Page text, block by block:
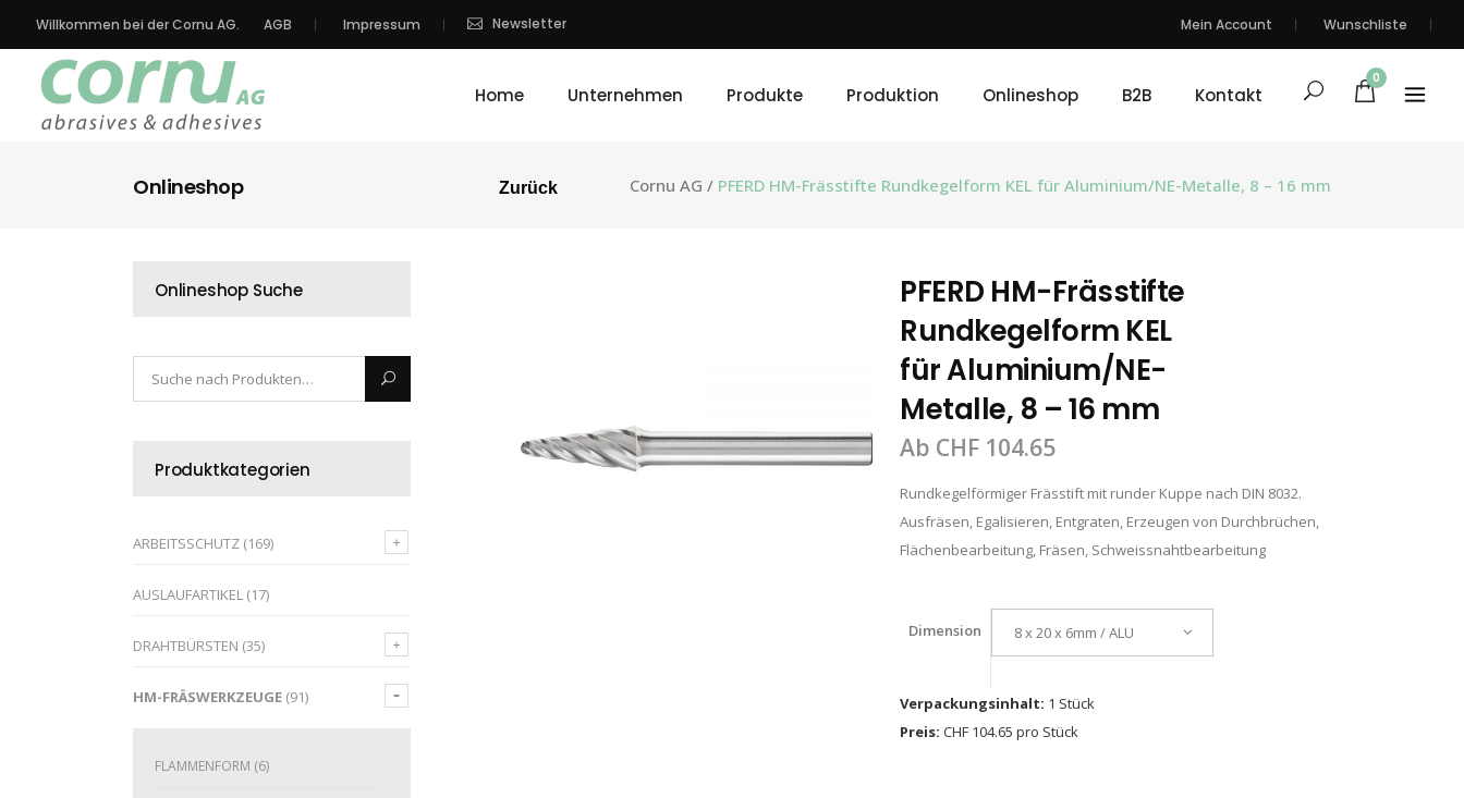
Willkommen bei der Cornu AG. AGB Impressum Newsletter Mein Account Wunschliste
Home Unternehmen Produkte Produktion Onlineshop B2B Kontakt
0
Onlineshop Cornu AG / PFERD HM-Frässtifte Rundkegelform KEL für Aluminium/NE-Metalle, 8 – 16 mm
Zurück
Onlineshop Suche
Produktkategorien
ARBEITSSCHUTZ (169)
AUSLAUFARTIKEL (17)
DRAHTBÜRSTEN (35)
HM-FRÄSWERKZEUGE (91)
FLAMMENFORM (6)
PFERD HM-Frässtifte
Rundkegelform KEL
für Aluminium/NE-
Metalle, 8 – 16 mm
Ab CHF 104.65
Rundkegelförmiger Frässtift mit runder Kuppe nach DIN 8032.
Ausfräsen, Egalisieren, Entgraten, Erzeugen von Durchbrüchen,
Flächenbearbeitung, Fräsen, Schweissnahtbearbeitung
Dimension 8 x 20 x 6mm / ALU
Verpackungsinhalt: 1 Stück
Preis: CHF 104.65 pro Stück